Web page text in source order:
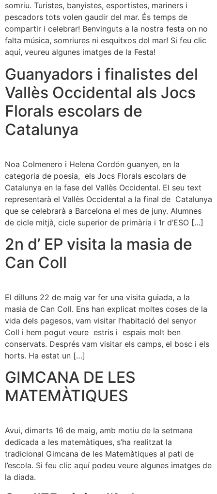
somriu. Turistes, banyistes, esportistes, mariners i
pescadors tots volen gaudir del mar. És temps de
compartir i celebrar! Benvinguts a la nostra festa on no
falta música, somriures ni esquitxos del mar! Si feu clic
aquí, veureu algunes imatges de la Festa!
Guanyadors i finalistes del
Vallès Occidental als Jocs
Florals escolars de
Catalunya
Noa Colmenero i Helena Cordón guanyen, en la
categoria de poesia, els Jocs Florals escolars de
Catalunya en la fase del Vallès Occidental. El seu text
representarà el Vallès Occidental a la final de Catalunya
que se celebrarà a Barcelona el mes de juny. Alumnes
de cicle mitjà, cicle superior de primària i 1r d’ESO […]
2n d’ EP visita la masia de
Can Coll
El dilluns 22 de maig var fer una visita guiada, a la
masia de Can Coll. Ens han explicat moltes coses de la
vida dels pagesos, vam visitar l’habitació del senyor
Coll i hem pogut veure estris i espais molt ben
conservats. Després vam visitar els camps, el bosc i els
horts. Ha estat un […]
GIMCANA DE LES
MATEMÀTIQUES
Avui, dimarts 16 de maig, amb motiu de la setmana
dedicada a les matemàtiques, s’ha realitzat la
tradicional Gimcana de les Matemàtiques al pati de
l’escola. Si feu clic aquí podeu veure algunes imatges de
la diada.